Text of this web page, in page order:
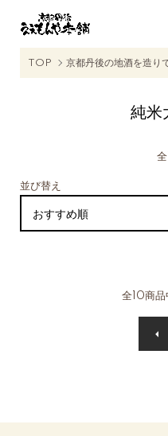
TOP 京都丹後の地酒を造り
純米
並び替え
全 10商品